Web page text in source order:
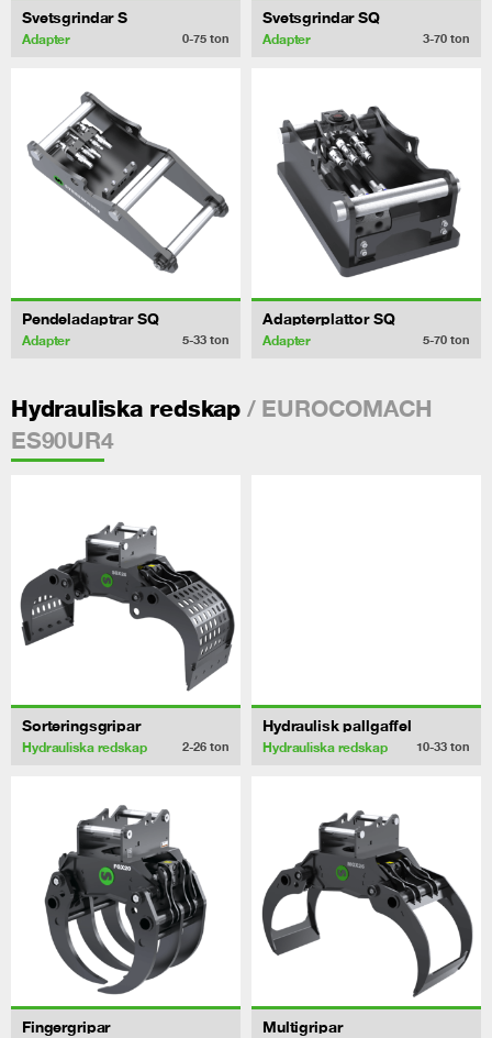
Svetsgrindar S
Adapter 0-75 ton
Svetsgrindar SQ
Adapter 3-70 ton
Pendeladaptrar SQ
Adapter 5-33 ton
Adapterplattor SQ
Adapter 5-70 ton
Hydrauliska redskap/ EUROCOMACH
ES90UR4
Sorteringsgripar
Hydrauliska redskap 2-26 ton
Hydraulisk pallgaffel
Hydrauliska redskap 10-33 ton
Fingergripar Multigripar